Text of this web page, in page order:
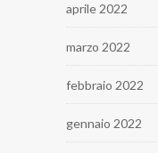
aprile 2022
marzo 2022
febbraio 2022
gennaio 2022